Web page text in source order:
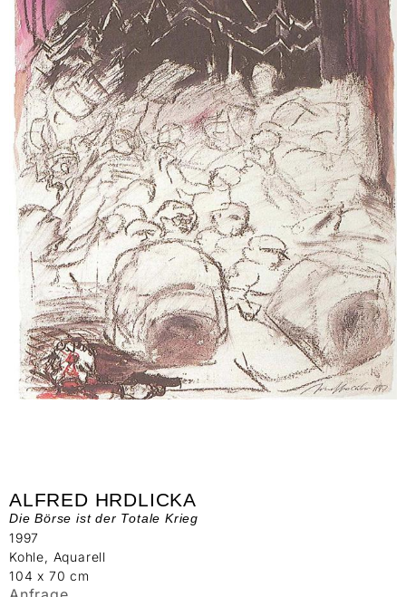
ALFRED HRDLICKA
Die Börse ist der Totale Krieg
1997
Kohle, Aquarell
104 x 70 cm